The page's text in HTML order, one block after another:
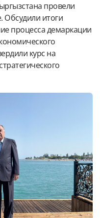
провели
Обсудили итоги
процесса демаркации
курс на